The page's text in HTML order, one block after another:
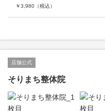
￥3,980 （税込）
店舗公式
そりまち整体院